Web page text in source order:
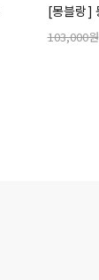
[몽블랑]
103,000원